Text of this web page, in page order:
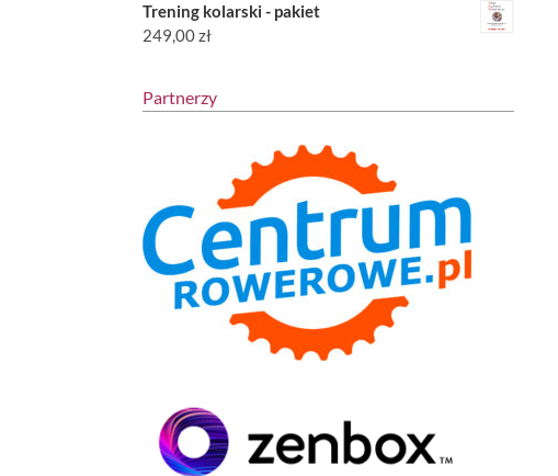
Trening kolarski - pakiet
249,00zł
Partnerzy